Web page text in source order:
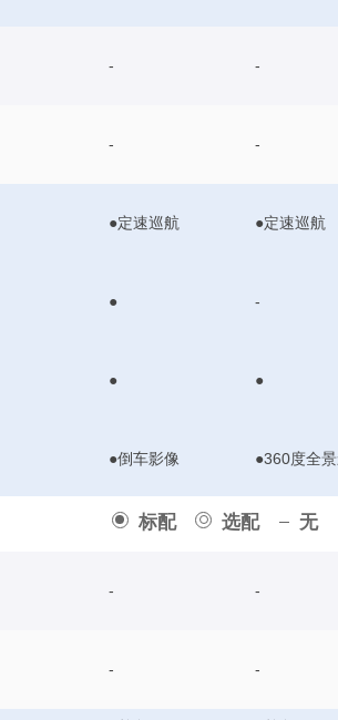
标配 选配 无
- -
- -
●定速巡航 ●定速巡航
● -
● ●
●倒车影像 ●360度全
- -
- -